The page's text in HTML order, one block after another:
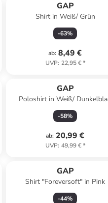
GAP
Shirt in Weiß/ Grün
-63%
ab: 8,49 €
UVP: 22,95 €*
GAP
Poloshirt in Weiß/
-58%
ab: 20,99 €
UVP: 49,99 €*
GAP
Shirt "Foreversoft" in Pink
-44%